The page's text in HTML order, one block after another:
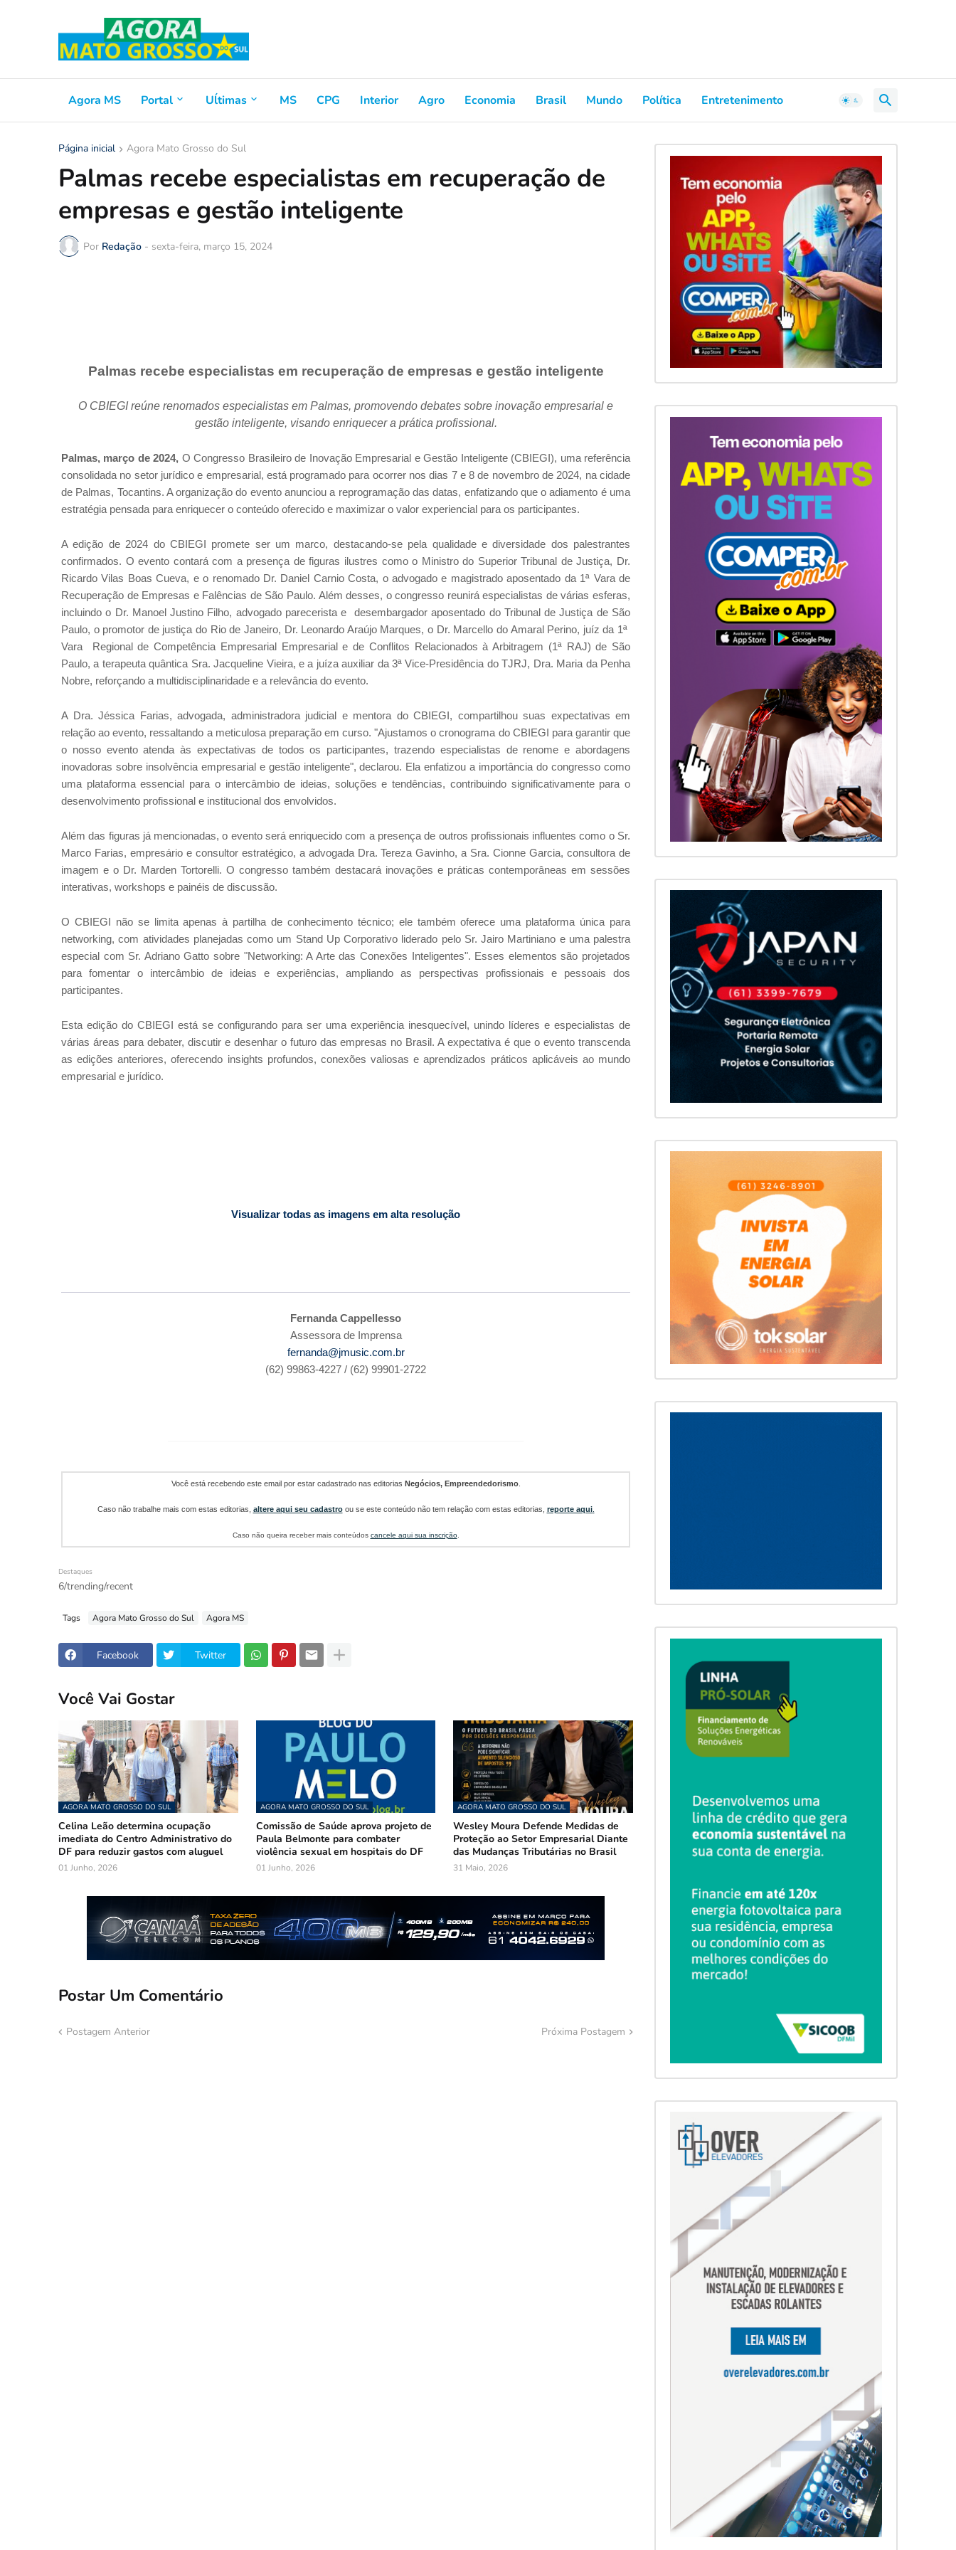
Agora MS Portal Uĺtimas MS CPG Interior Agro Economia Brasil Mundo Política Entretenimento
Página inicial Agora Mato Grosso do Sul
Palmas recebe especialistas em recuperação de
empresas e gestão inteligente
Por Redação - sexta-feira, março 15, 2024
Palmas recebe especialistas em recuperação de empresas e gestão inteligente
O CBIEGI reúne renomados especialistas em Palmas, promovendo debates sobre inovação empresarial e
gestão inteligente, visando enriquecer a prática profissional.
Palmas, março de 2024, O Congresso Brasileiro de Inovação Empresarial e Gestão Inteligente (CBIEGI), uma referência
consolidada no setor jurídico e empresarial, está programado para ocorrer nos dias 7 e 8 de novembro de 2024, na cidade
de Palmas, Tocantins. A organização do evento anunciou a reprogramação das datas, enfatizando que o adiamento é uma
estratégia pensada para enriquecer o conteúdo oferecido e maximizar o valor experiencial para os participantes.
A edição de 2024 do CBIEGI promete ser um marco, destacando-se pela qualidade e diversidade dos palestrantes
confirmados. O evento contará com a presença de figuras ilustres como o Ministro do Superior Tribunal de Justiça, Dr.
Ricardo Vilas Boas Cueva, e o renomado Dr. Daniel Carnio Costa, o advogado e magistrado aposentado da 1ª Vara de
Recuperação de Empresas e Falências de São Paulo. Além desses, o congresso reunirá especialistas de várias esferas,
incluindo o Dr. Manoel Justino Filho, advogado parecerista e desembargador aposentado do Tribunal de Justiça de São
Paulo, o promotor de justiça do Rio de Janeiro, Dr. Leonardo Araújo Marques, o Dr. Marcello do Amaral Perino, juíz da 1ª
Vara Regional de Competência Empresarial Empresarial e de Conflitos Relacionados à Arbitragem (1ª RAJ) de São
Paulo, a terapeuta quântica Sra. Jacqueline Vieira, e a juíza auxiliar da 3ª Vice-Presidência do TJRJ, Dra. Maria da Penha
Nobre, reforçando a multidisciplinaridade e a relevância do evento.
A Dra. Jéssica Farias, advogada, administradora judicial e mentora do CBIEGI, compartilhou suas expectativas em
relação ao evento, ressaltando a meticulosa preparação em curso. "Ajustamos o cronograma do CBIEGI para garantir que
o nosso evento atenda às expectativas de todos os participantes, trazendo especialistas de renome e abordagens
inovadoras sobre insolvência empresarial e gestão inteligente", declarou. Ela enfatizou a importância do congresso como
uma plataforma essencial para o intercâmbio de ideias, soluções e tendências, contribuindo significativamente para o
desenvolvimento profissional e institucional dos envolvidos.
Além das figuras já mencionadas, o evento será enriquecido com a presença de outros profissionais influentes como o Sr.
Marco Farias, empresário e consultor estratégico, a advogada Dra. Tereza Gavinho, a Sra. Cionne Garcia, consultora de
imagem e o Dr. Marden Tortorelli. O congresso também destacará inovações e práticas contemporâneas em sessões
interativas, workshops e painéis de discussão.
O CBIEGI não se limita apenas à partilha de conhecimento técnico; ele também oferece uma plataforma única para
networking, com atividades planejadas como um Stand Up Corporativo liderado pelo Sr. Jairo Martiniano e uma palestra
especial com Sr. Adriano Gatto sobre "Networking: A Arte das Conexões Inteligentes". Esses elementos são projetados
para fomentar o intercâmbio de ideias e experiências, ampliando as perspectivas profissionais e pessoais dos
participantes.
Esta edição do CBIEGI está se configurando para ser uma experiência inesquecível, unindo líderes e especialistas de
várias áreas para debater, discutir e desenhar o futuro das empresas no Brasil. A expectativa é que o evento transcenda
as edições anteriores, oferecendo insights profundos, conexões valiosas e aprendizados práticos aplicáveis ao mundo
empresarial e jurídico.
Visualizar todas as imagens em alta resolução
Fernanda Cappellesso
Assessora de Imprensa
fernanda@jmusic.com.br
(62) 99863-4227 / (62) 99901-2722
Você está recebendo este email por estar cadastrado nas editorias Negócios, Empreendedorismo.
Caso não trabalhe mais com estas editorias, altere aqui seu cadastroou se este conteúdo não tem relação com estas editorias, reporte aqui.
Caso não queira receber mais conteúdos cancele aqui sua inscrição.
Destaques
6/trending/recent
Tags Agora Mato Grosso do Sul Agora MS
Facebook Twitter
Você Vai Gostar
AGORA MATO GROSSO DO SUL
Celina Leão determina ocupação
imediata do Centro Administrativo do
DF para reduzir gastos com aluguel
01 Junho, 2026
AGORA MATO GROSSO DO SUL
Comissão de Saúde aprova projeto de
Paula Belmonte para combater
violência sexual em hospitais do DF
01 Junho, 2026
AGORA MATO GROSSO DO SUL
Wesley Moura Defende Medidas de
Proteção ao Setor Empresarial Diante
das Mudanças Tributárias no Brasil
31 Maio, 2026
Postar Um Comentário
Postagem Anterior Próxima Postagem